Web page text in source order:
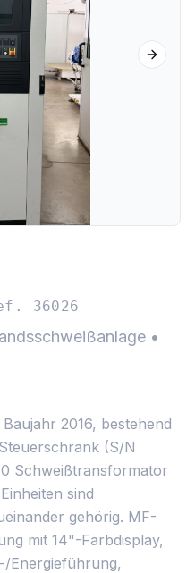
Next
36026
•
2016, bestehend
(S/N
Schweißtransformator
sind
gehörig. MF-
mit 14"-Farbdisplay,
Energieführung,